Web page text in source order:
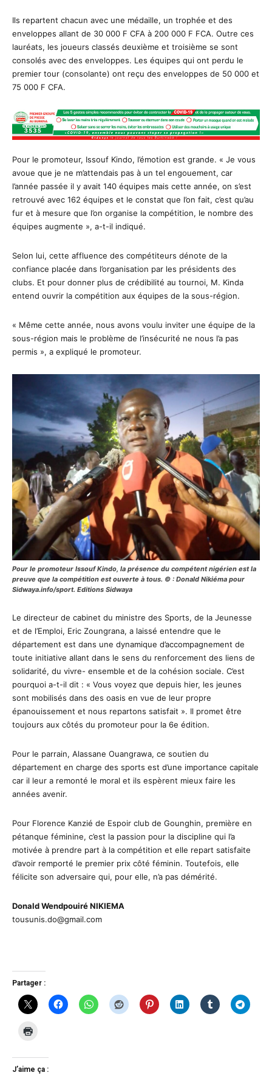
Ils repartent chacun avec une médaille, un trophée et des
enveloppes allant de 30 000 F CFA à 200 000 F FCA. Outre ces
lauréats, les joueurs classés deuxième et troisième se sont
consolés avec des enveloppes. Les équipes qui ont perdu le
premier tour (consolante) ont reçu des enveloppes de 50 000 et
75 000 F CFA.
Pour le promoteur, Issouf Kindo, l’émotion est grande. « Je vous
avoue que je ne m’attendais pas à un tel engouement, car
l’année passée il y avait 140 équipes mais cette année, on s’est
retrouvé avec 162 équipes et le constat que l’on fait, c’est qu’au
fur et à mesure que l’on organise la compétition, le nombre des
équipes augmente », a-t-il indiqué.
Selon lui, cette affluence des compétiteurs dénote de la
confiance placée dans l’organisation par les présidents des
clubs. Et pour donner plus de crédibilité au tournoi, M. Kinda
entend ouvrir la compétition aux équipes de la sous-région.
« Même cette année, nous avons voulu inviter une équipe de la
sous-région mais le problème de l’insécurité ne nous l’a pas
permis », a expliqué le promoteur.
Pour le promoteur Issouf Kindo, la présence du compétent nigérien est la
preuve que la compétition est ouverte à tous. © : Donald Nikiéma pour
Sidwaya.info/sport. Editions Sidwaya
Le directeur de cabinet du ministre des Sports, de la Jeunesse
et de l’Emploi, Eric Zoungrana, a laissé entendre que le
département est dans une dynamique d’accompagnement de
toute initiative allant dans le sens du renforcement des liens de
solidarité, du vivre- ensemble et de la cohésion sociale. C’est
pourquoi a-t-il dit : « Vous voyez que depuis hier, les jeunes
sont mobilisés dans des oasis en vue de leur propre
épanouissement et nous repartons satisfait ». Il promet être
toujours aux côtés du promoteur pour la 6e édition.
Pour le parrain, Alassane Ouangrawa, ce soutien du
département en charge des sports est d’une importance capitale
car il leur a remonté le moral et ils espèrent mieux faire les
années avenir.
Pour Florence Kanzié de Espoir club de Gounghin, première en
pétanque féminine, c’est la passion pour la discipline qui l’a
motivée à prendre part à la compétition et elle repart satisfaite
d’avoir remporté le premier prix côté féminin. Toutefois, elle
félicite son adversaire qui, pour elle, n’a pas démérité.
Donald Wendpouiré NIKIEMA
tousunis.do@gmail.com
Partager :
J’aime ça :